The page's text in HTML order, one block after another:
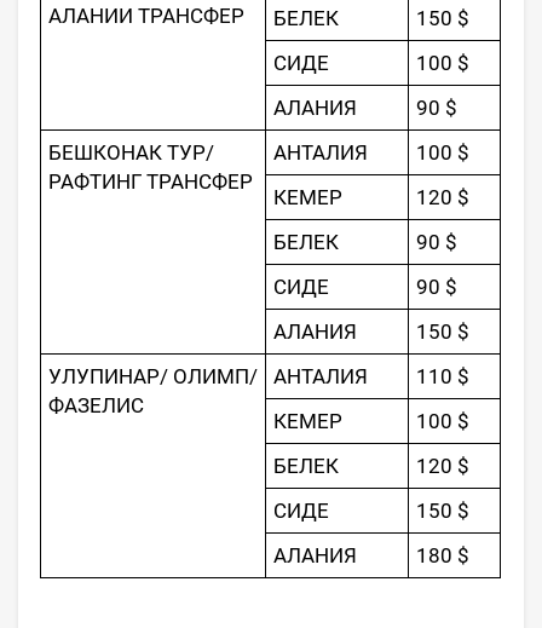
АЛАНИИ ТРАНСФЕР
БЕЛЕК
150 $
СИДЕ
100 $
АЛАНИЯ
90 $
БЕШКОНАК ТУР/
РАФТИНГ ТРАНСФЕР
АНТАЛИЯ
100 $
КЕМЕР
120 $
БЕЛЕК
90 $
СИДЕ
90 $
АЛАНИЯ
150 $
УЛУПИНАР/ ОЛИМП/
ФАЗЕЛИС
АНТАЛИЯ
110 $
КЕМЕР
100 $
БЕЛЕК
120 $
СИДЕ
150 $
АЛАНИЯ
180 $